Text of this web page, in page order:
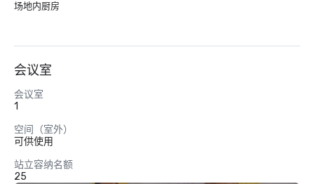
场地内厨房
会议室
会议室
1
空间（室外）
可供使用
站立容纳名额
25